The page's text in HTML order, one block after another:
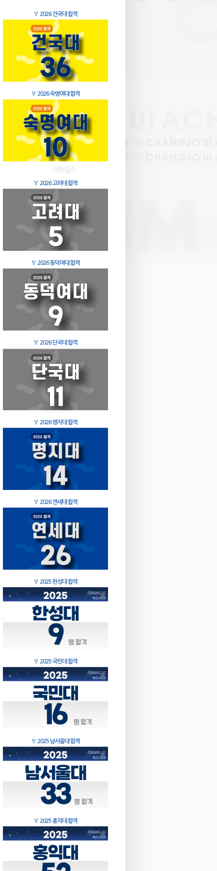
🏅 2026 건국대 합격
🏅 2026 숙명여대 합격
🏅 2026 고려대 합격
🏅 2026 동덕여대 합격
🏅 2026 단국대 합격
🏅 2026 명지대 합격
🏅 2026 연세대 합격
🏅 2025 한성대 합격
🏅 2025 국민대 합격
🏅 2025 남서울대 합격
🏅 2025 홍익대 합격